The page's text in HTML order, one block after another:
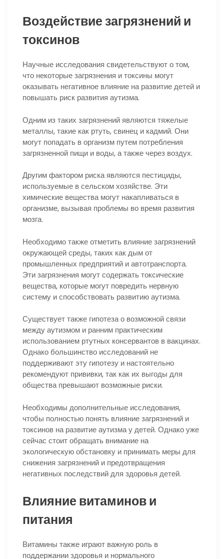
Воздействие загрязнений и
токсинов
Научные исследования свидетельствуют о том,
что некоторые загрязнения и токсины могут
оказывать негативное влияние на развитие детей и
повышать риск развития аутизма.
Одним из таких загрязнений являются тяжелые
металлы, такие как ртуть, свинец и кадмий. Они
могут попадать в организм путем потребления
загрязненной пищи и воды, а также через воздух.
Другим фактором риска являются пестициды,
используемые в сельском хозяйстве. Эти
химические вещества могут накапливаться в
организме, вызывая проблемы во время развития
мозга.
Необходимо также отметить влияние загрязнений
окружающей среды, таких как дым от
промышленных предприятий и автотранспорта.
Эти загрязнения могут содержать токсические
вещества, которые могут повредить нервную
систему и способствовать развитию аутизма.
Существует также гипотеза о возможной связи
между аутизмом и ранним практическим
использованием ртутных консервантов в вакцинах.
Однако большинство исследований не
поддерживают эту гипотезу и настоятельно
рекомендуют прививки, так как их выгоды для
общества превышают возможные риски.
Необходимы дополнительные исследования,
чтобы полностью понять влияние загрязнений и
токсинов на развитие аутизма у детей. Однако уже
сейчас стоит обращать внимание на
экологическую обстановку и принимать меры для
снижения загрязнений и предотвращения
негативных последствий для здоровья детей.
Влияние витаминов и
питания
Витамины также играют важную роль в
поддержании здоровья и нормального